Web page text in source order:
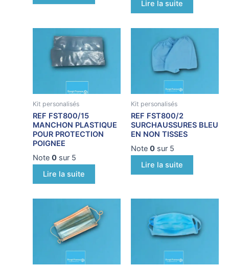
Lire la suite
Kit personalisés
REF FST800/15
MANCHON PLASTIQUE
POUR PROTECTION
POIGNEE
Note 0sur 5
Lire la suite
Kit personalisés
REF FST800/2
SURCHAUSSURES BLEU
EN NON TISSES
Note 0sur 5
Lire la suite